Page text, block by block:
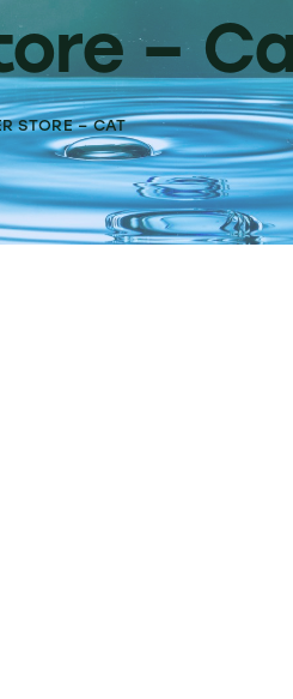
–
STORE – CAT